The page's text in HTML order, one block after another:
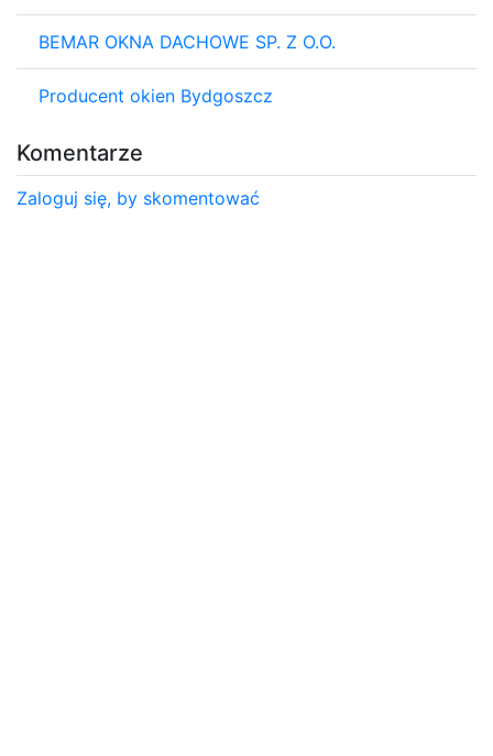
BEMAR OKNA DACHOWE SP. Z O.O.
Producent okien Bydgoszcz
Komentarze
Zaloguj się, by skomentować